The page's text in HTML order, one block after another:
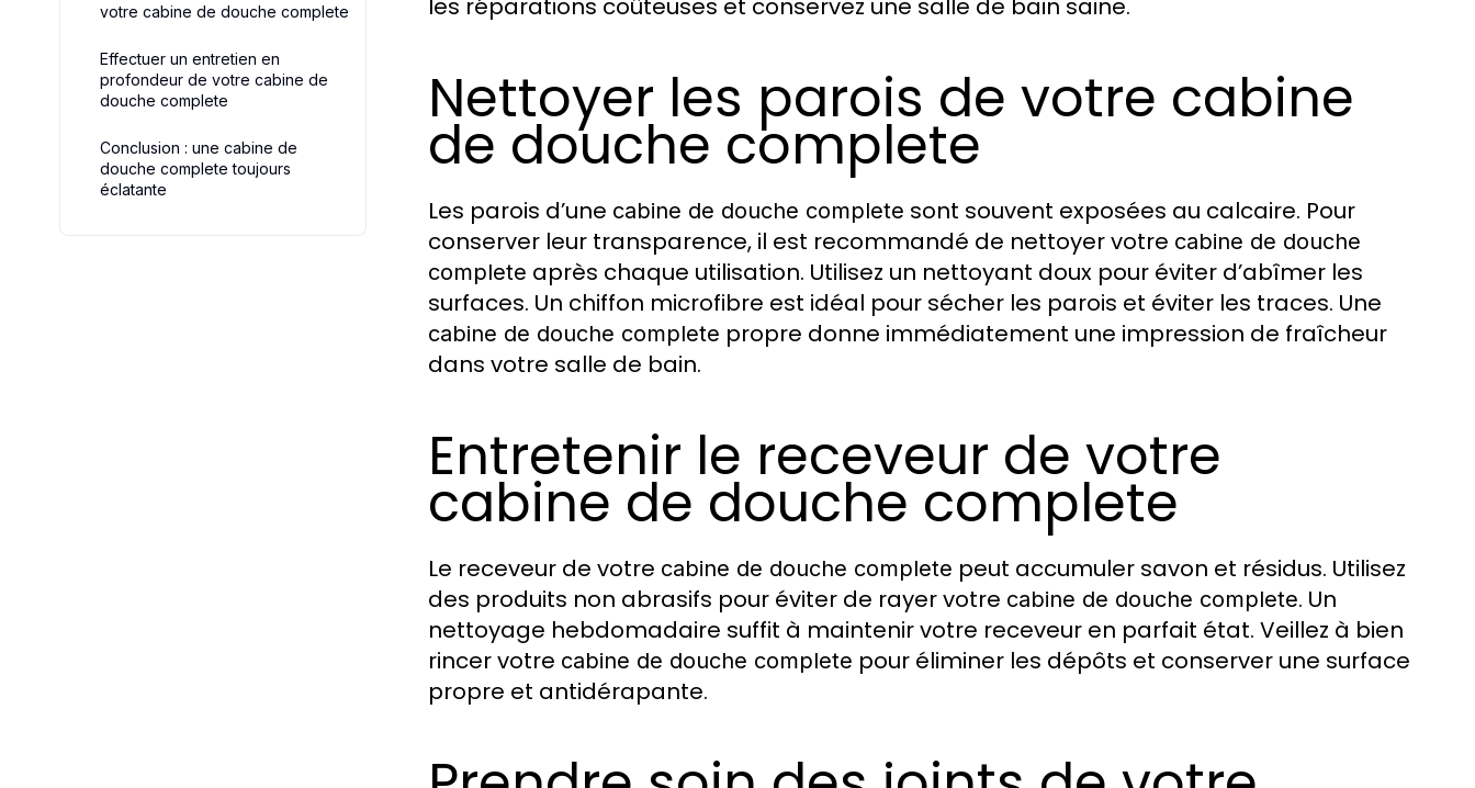
votre cabine de douche complete
Effectuer un entretien en
profondeur de votre cabine de
douche complete
Conclusion : une cabine de
douche complete toujours
éclatante
les réparations coûteuses et conservez une salle de bain saine.
Nettoyer les parois de votre cabine
de douche complete
Les parois d’une cabine de douche complete sont souvent exposées au calcaire. Pour
conserver leur transparence, il est recommandé de nettoyer votre cabine de douche
complete après chaque utilisation. Utilisez un nettoyant doux pour éviter d’abîmer les
surfaces. Un chiffon microfibre est idéal pour sécher les parois et éviter les traces. Une
cabine de douche complete propre donne immédiatement une impression de fraîcheur
dans votre salle de bain.
Entretenir le receveur de votre
cabine de douche complete
Le receveur de votre cabine de douche complete peut accumuler savon et résidus. Utilisez
des produits non abrasifs pour éviter de rayer votre cabine de douche complete. Un
nettoyage hebdomadaire suffit à maintenir votre receveur en parfait état. Veillez à bien
rincer votre cabine de douche complete pour éliminer les dépôts et conserver une surface
propre et antidérapante.